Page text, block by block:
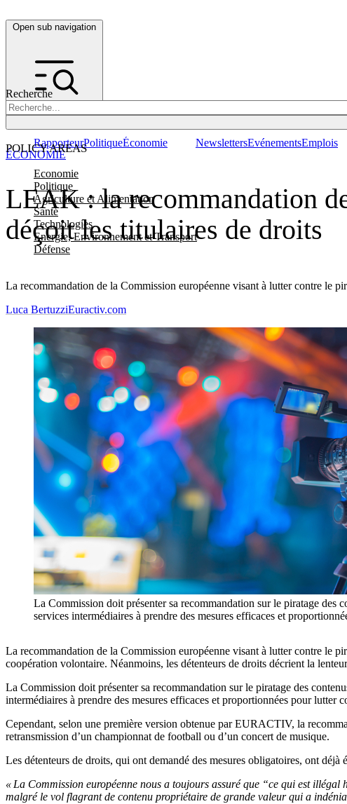
Open sub navigation
Recherche
POLICY AREAS
Economie
Politique
Agriculture et Alimentation
Santé
Technologies
Energie, Environnement et Transport
Défense
RapporteurPolitiqueÉconomie NewslettersEvénementsEmplois
LEAK : la recommandation
déçoit les titulaires de droits
La recommandation de la Commission européenne visant à lutter contre le
ÉCONOMIE
Luca BertuzziEuractiv.com
La Commission doit présenter sa recommandation sur le piratage des
services intermédiaires à prendre des mesures efficaces et
La recommandation de la Commission européenne visant à lutter contre le
coopération volontaire. Néanmoins, les détenteurs de droits décrient la
La Commission doit présenter sa recommandation sur le piratage des
intermédiaires à prendre des mesures efficaces et proportionnées pour lutter
Cependant, selon une première version obtenue par EURACTIV, la
retransmission d’un championnat de football ou d’un concert de musique.
Les détenteurs de droits, qui ont demandé des mesures obligatoires, ont
« La Commission européenne nous a toujours assuré que “ce qui est
malgré le vol flagrant de contenu propriétaire de grande valeur qui a